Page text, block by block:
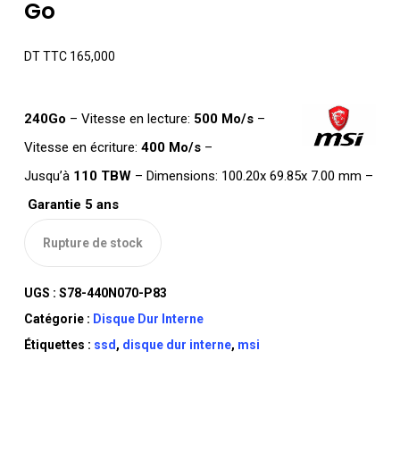
Go
DT TTC165,000
240Go – Vitesse en lecture: 500 Mo/s–
Vitesse en écriture: 400 Mo/s–
Jusqu’à 110 TBW– Dimensions: 100.20x 69.85x 7.00 mm –
Garantie 5 ans
Rupture de stock
UGS : S78-440N070-P83
Catégorie : Disque Dur Interne
Étiquettes : ssd, disque dur interne, msi